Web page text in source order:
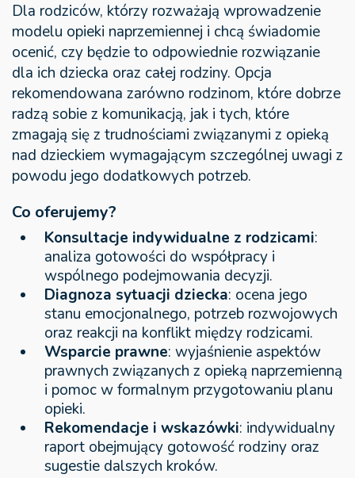
Dla rodziców, którzy rozważają wprowadzenie
modelu opieki naprzemiennej i chcą świadomie
ocenić, czy będzie to odpowiednie rozwiązanie
dla ich dziecka oraz całej rodziny. Opcja
rekomendowana zarówno rodzinom, które dobrze
radzą sobie z komunikacją, jak i tych, które
zmagają się z trudnościami związanymi z opieką
nad dzieckiem wymagającym szczególnej uwagi z
powodu jego dodatkowych potrzeb.
Co oferujemy?
Konsultacje indywidualne z rodzicami:
analiza gotowości do współpracy i
wspólnego podejmowania decyzji.
Diagnoza sytuacji dziecka: ocena jego
stanu emocjonalnego, potrzeb rozwojowych
oraz reakcji na konflikt między rodzicami.
Wsparcie prawne: wyjaśnienie aspektów
prawnych związanych z opieką naprzemienną
i pomoc w formalnym przygotowaniu planu
opieki.
Rekomendacje i wskazówki: indywidualny
raport obejmujący gotowość rodziny oraz
sugestie dalszych kroków.